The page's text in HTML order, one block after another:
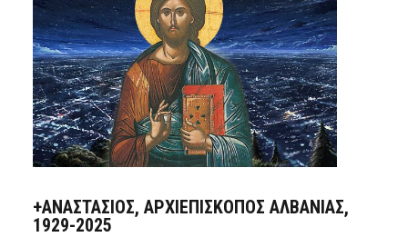
+ΑΝΑΣΤΆΣΙΟΣ, ΑΡΧΙΕΠΊΣΚΟΠΟΣ ΑΛΒΑΝΊΑΣ,
1929-2025